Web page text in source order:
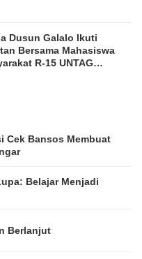
Dusun Galalo Ikuti
Bersama Mahasiswa
R-15 UNTAG
Cek Bansos Membuat
Belajar Menjadi
Berlanjut